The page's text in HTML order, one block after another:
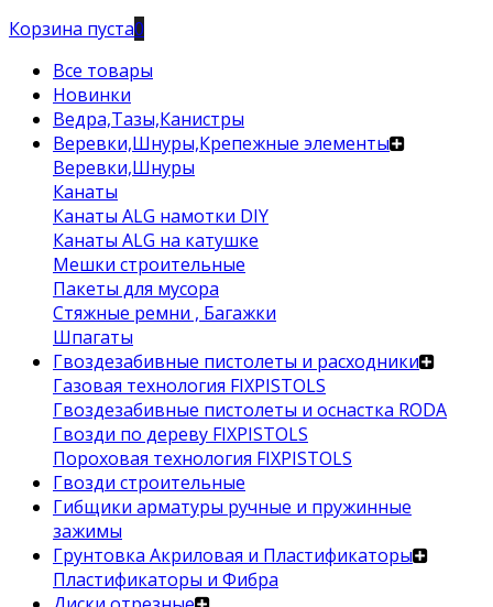
Корзина пуста0
Все товары
Новинки
Ведра,Тазы,Канистры
Веревки,Шнуры,Крепежные элементы
Веревки,Шнуры
Канаты
Канаты ALG намотки DIY
Канаты ALG на катушке
Мешки строительные
Пакеты для мусора
Стяжные ремни , Багажки
Шпагаты
Гвоздезабивные пистолеты и расходники
Газовая технология FIXPISTOLS
Гвоздезабивные пистолеты и оснастка RODA
Гвозди по дереву FIXPISTOLS
Пороховая технология FIXPISTOLS
Гвозди строительные
Гибщики арматуры ручные и пружинные
зажимы
Грунтовка Акриловая и Пластификаторы
Пластификаторы и Фибра